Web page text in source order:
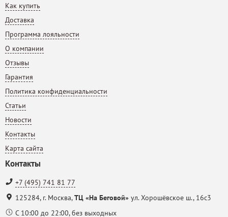
Как купить
Доставка
Программа лояльности
О компании
Отзывы
Гарантия
Политика конфиденциальности
Статьи
Новости
Контакты
Карта сайта
Контакты
+7 (495) 741 81 77
125284, г. Москва,ТЦ «На Беговой» ул. Хорошёвское ш., 16с3
С 10:00 до 22:00, без выходных